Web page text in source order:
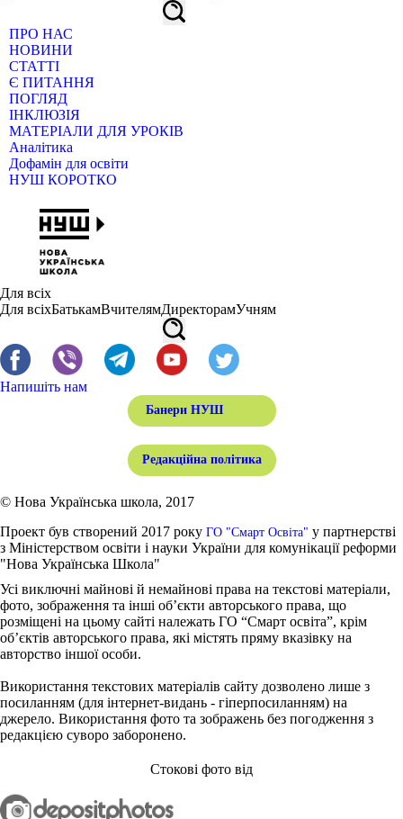
ПРО НАС
НОВИНИ
СТАТТІ
Є ПИТАННЯ
ПОГЛЯД
ІНКЛЮЗІЯ
МАТЕРІАЛИ ДЛЯ УРОКІВ
Аналітика
Дофамін для освіти
НУШ КОРОТКО
Для всіх
Для всіхБатькамВчителямДиректорамУчням
Напишіть нам
Банери НУШ
Редакційна політика
© Нова Українська школа, 2017
Проект був створений 2017 року ГО "Смарт Освіта" у партнерстві
з Міністерством освіти і науки України для комунікації реформи
"Нова Українська Школа"
Усі виключні майнові й немайнові права на текстові матеріали,
фото, зображення та інші об’єкти авторського права, що
розміщені на цьому сайті належать ГО “Смарт освіта”, крім
об’єктів авторського права, які містять пряму вказівку на
авторство іншої особи.
Використання текстових матеріалів сайту дозволено лише з
посиланням (для інтернет-видань - гіперпосиланням) на
джерело. Використання фото та зображень без погодження з
редакцією суворо заборонено.
Стокові фото від